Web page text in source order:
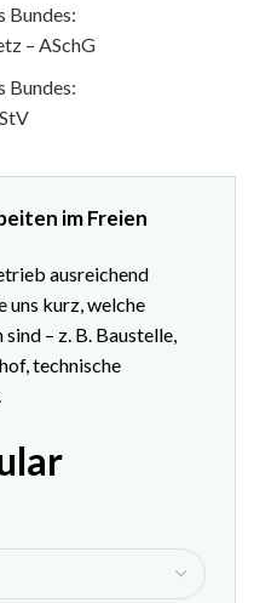
Bundes:
– ASchG
Bundes:
im Freien
ausreichend
uns kurz, welche
– z. B. Baustelle,
technische